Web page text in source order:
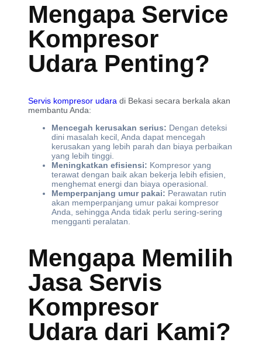
Mengapa Service
Kompresor
Udara Penting?
Servis kompresor udara di Bekasi secara berkala akan
membantu Anda:
Mencegah kerusakan serius: Dengan deteksi
dini masalah kecil, Anda dapat mencegah
kerusakan yang lebih parah dan biaya perbaikan
yang lebih tinggi.
Meningkatkan efisiensi: Kompresor yang
terawat dengan baik akan bekerja lebih efisien,
menghemat energi dan biaya operasional.
Memperpanjang umur pakai: Perawatan rutin
akan memperpanjang umur pakai kompresor
Anda, sehingga Anda tidak perlu sering-sering
mengganti peralatan.
Mengapa Memilih
Jasa Servis
Kompresor
Udara dari Kami?